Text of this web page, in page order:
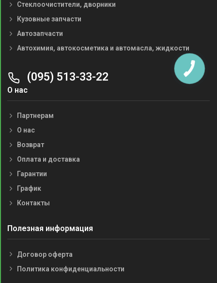
Стеклоочистители, дворники
Кузовные запчасти
Автозапчасти
Автохимия, автокосметика и автомасла, жидкости
(095) 513-33-22
О нас
Партнерам
О нас
Возврат
Оплата и доставка
Гарантии
График
Контакты
Полезная информация
Договор оферта
Политика конфиденциальности